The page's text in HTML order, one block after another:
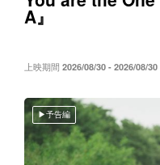
A』
上映期間 2026/08/30 - 2026/08/30
予告編